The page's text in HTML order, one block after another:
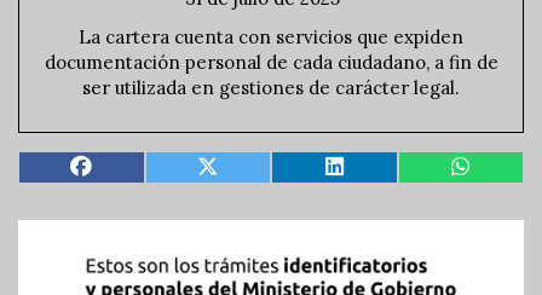
La cartera cuenta con servicios que expiden
documentación personal de cada ciudadano, a fin de
ser utilizada en gestiones de carácter legal.